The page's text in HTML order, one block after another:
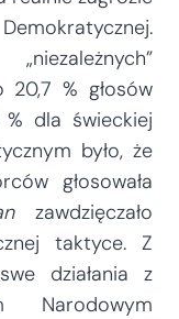
% głosów
dla świeckiej
było, że
głosowała
zawdzięczało
taktyce. Z
działania z
Narodowym